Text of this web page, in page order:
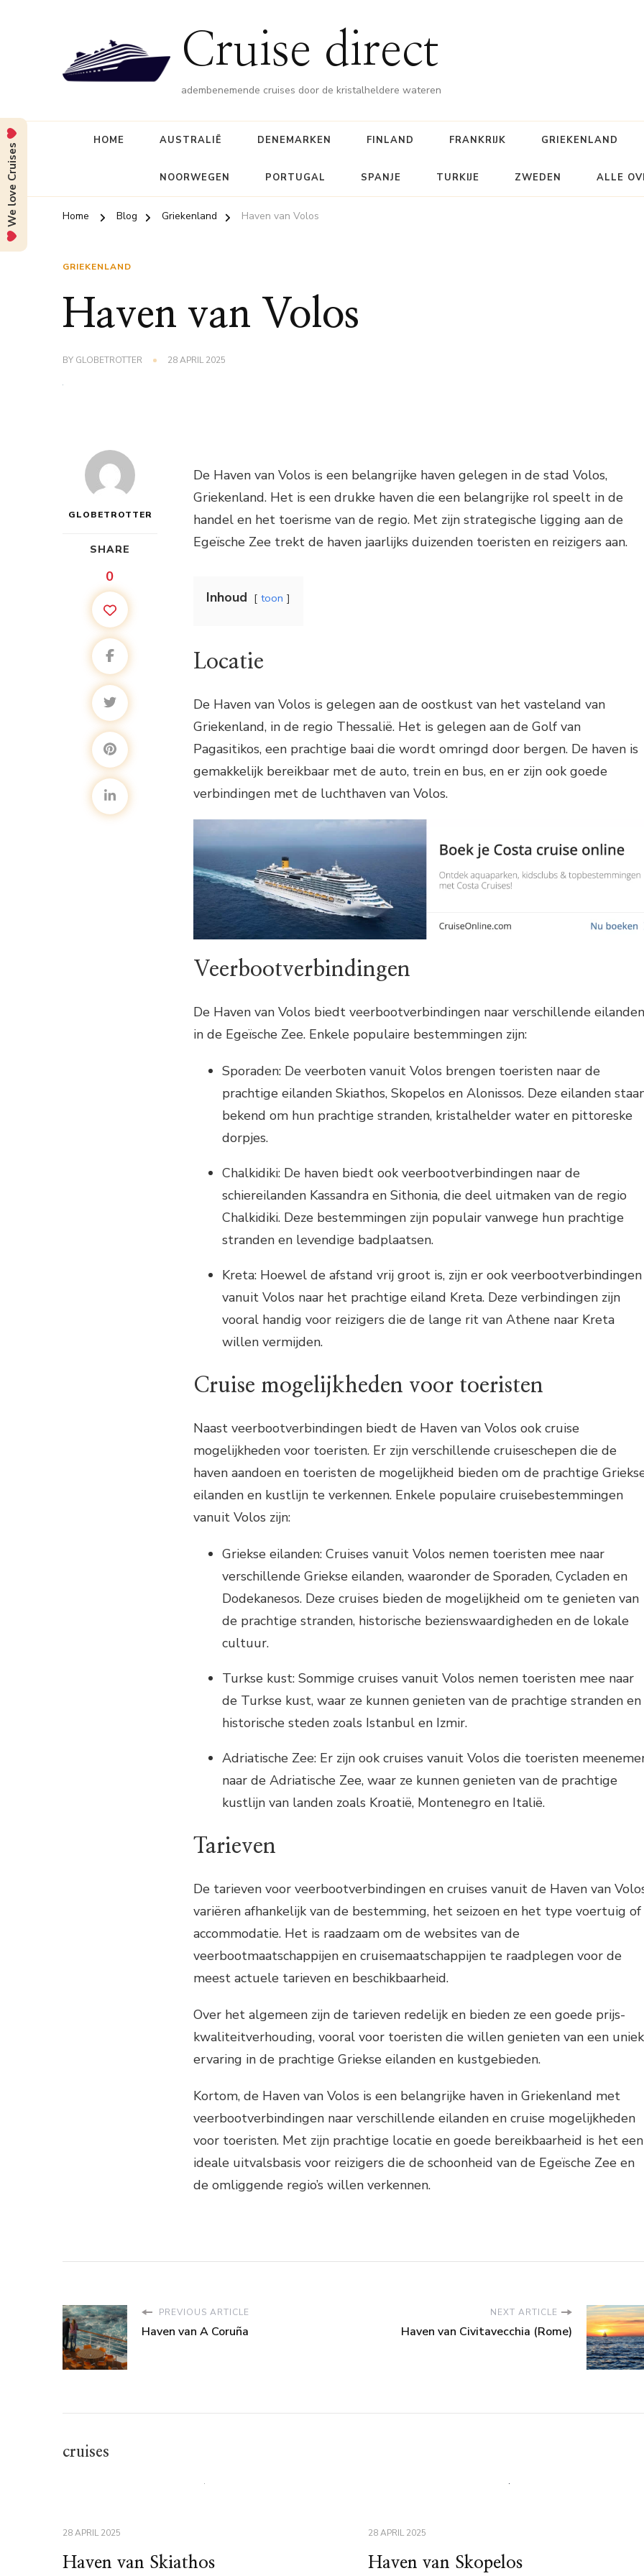
Cruise direct
adembenemende cruises door de kristalheldere wateren
HOME AUSTRALIË DENEMARKEN FINLAND FRANKRIJK GRIEKENLAND
NOORWEGEN PORTUGAL SPANJE TURKIJE ZWEDEN ALLE
Home Blog Griekenland Haven van Volos
GRIEKENLAND
Haven van Volos
BY GLOBETROTTER 28 APRIL 2025
GLOBETROTTER
SHARE
0
De Haven van Volos is een belangrijke haven gelegen in de stad Volos,
Griekenland. Het is een drukke haven die een belangrijke rol speelt in de
handel en het toerisme van de regio. Met zijn strategische ligging aan de
Egeïsche Zee trekt de haven jaarlijks duizenden toeristen en reizigers aan.
Inhoud toon
Locatie
De Haven van Volos is gelegen aan de oostkust van het vasteland van
Griekenland, in de regio Thessalië. Het is gelegen aan de Golf van
Pagasitikos, een prachtige baai die wordt omringd door bergen. De haven is
gemakkelijk bereikbaar met de auto, trein en bus, en er zijn ook goede
verbindingen met de luchthaven van Volos.
Veerbootverbindingen
De Haven van Volos biedt veerbootverbindingen naar verschillende eilanden
in de Egeïsche Zee. Enkele populaire bestemmingen zijn:
Sporaden: De veerboten vanuit Volos brengen toeristen naar de
prachtige eilanden Skiathos, Skopelos en Alonissos. Deze eilanden
bekend om hun prachtige stranden, kristalhelder water en pittoreske
dorpjes.
Chalkidiki: De haven biedt ook veerbootverbindingen naar de
schiereilanden Kassandra en Sithonia, die deel uitmaken van de regio
Chalkidiki. Deze bestemmingen zijn populair vanwege hun prachtige
stranden en levendige badplaatsen.
Kreta: Hoewel de afstand vrij groot is, zijn er ook veerbootverbindingen
vanuit Volos naar het prachtige eiland Kreta. Deze verbindingen zijn
vooral handig voor reizigers die de lange rit van Athene naar Kreta
willen vermijden.
Cruise mogelijkheden voor toeristen
Naast veerbootverbindingen biedt de Haven van Volos ook cruise
mogelijkheden voor toeristen. Er zijn verschillende cruiseschepen die de
haven aandoen en toeristen de mogelijkheid bieden om de prachtige
eilanden en kustlijn te verkennen. Enkele populaire cruisebestemmingen
vanuit Volos zijn:
Griekse eilanden: Cruises vanuit Volos nemen toeristen mee naar
verschillende Griekse eilanden, waaronder de Sporaden, Cycladen en
Dodekanesos. Deze cruises bieden de mogelijkheid om te genieten van
de prachtige stranden, historische bezienswaardigheden en de lokale
cultuur.
Turkse kust: Sommige cruises vanuit Volos nemen toeristen mee naar
de Turkse kust, waar ze kunnen genieten van de prachtige stranden en
historische steden zoals Istanbul en Izmir.
Adriatische Zee: Er zijn ook cruises vanuit Volos die toeristen
naar de Adriatische Zee, waar ze kunnen genieten van de prachtige
kustlijn van landen zoals Kroatië, Montenegro en Italië.
Tarieven
De tarieven voor veerbootverbindingen en cruises vanuit de Haven van
variëren afhankelijk van de bestemming, het seizoen en het type voertuig of
accommodatie. Het is raadzaam om de websites van de
veerbootmaatschappijen en cruisemaatschappijen te raadplegen voor de
meest actuele tarieven en beschikbaarheid.
Over het algemeen zijn de tarieven redelijk en bieden ze een goede prijs-
kwaliteitverhouding, vooral voor toeristen die willen genieten van een
ervaring in de prachtige Griekse eilanden en kustgebieden.
Kortom, de Haven van Volos is een belangrijke haven in Griekenland met
veerbootverbindingen naar verschillende eilanden en cruise mogelijkheden
voor toeristen. Met zijn prachtige locatie en goede bereikbaarheid is het een
ideale uitvalsbasis voor reizigers die de schoonheid van de Egeïsche Zee en
de omliggende regio’s willen verkennen.
PREVIOUS ARTICLE
Haven van A Coruña
NEXT ARTICLE
Haven van Civitavecchia (Rome)
cruises
28 APRIL 2025
Haven van Skiathos
28 APRIL 2025
Haven van Skopelos
We love Cruises